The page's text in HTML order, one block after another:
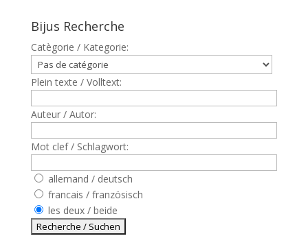
Bijus Recherche
Catègorie / Kategorie:
Plein texte / Volltext:
Auteur / Autor:
Mot clef / Schlagwort:
allemand / deutsch
francais / französisch
les deux / beide